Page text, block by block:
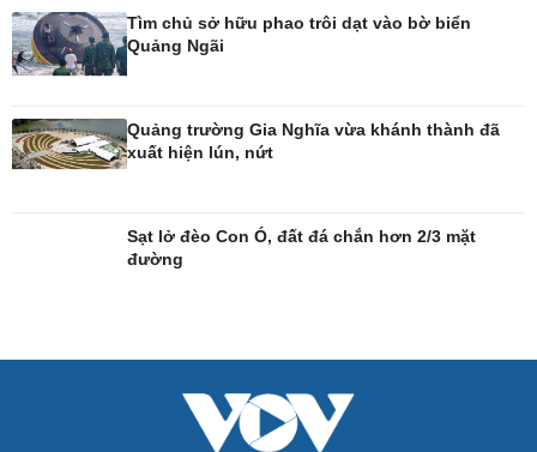
Công nghệ
Sành điệu
Chuyển đổi số
Sức khỏe
Nhi khoa
Ăn sạch sống khỏe
Văn hóa
Sân khấu - Điện ảnh
Tìm chủ sở hữu phao trôi dạt vào bờ biển
Quảng Ngãi
Quảng trường Gia Nghĩa vừa khánh thành đã
xuất hiện lún, nứt
Sạt lở đèo Con Ó, đất đá chắn hơn 2/3 mặt
đường